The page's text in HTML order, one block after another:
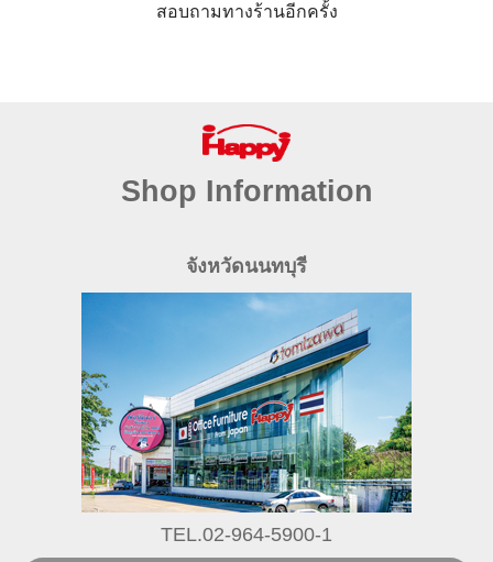
สอบถามทางร้านอีกครั้ง
Shop Information
จังหวัดนนทบุรี
TEL.02-964-5900-1